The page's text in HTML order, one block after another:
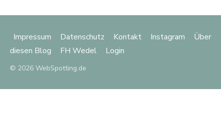
Impressum Datenschutz Kontakt Instagram
Über
diesen Blog
FH Wedel Login
© 2026 WebSpotting.de